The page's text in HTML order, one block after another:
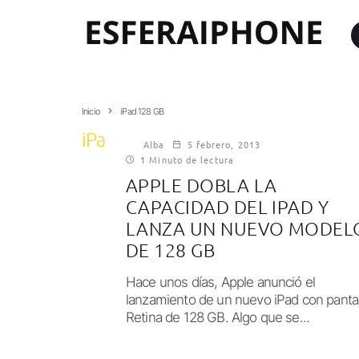
Inicio iPad 128 GB
iPad 128 GB
Alba
5 febrero, 2013
1 Minuto de lectura
APPLE DOBLA LA
CAPACIDAD DEL IPAD Y
LANZA UN NUEVO
DE 128 GB
Hace unos días, Apple anunció el
lanzamiento de un nuevo iPad con
Retina de 128 GB. Algo que se...